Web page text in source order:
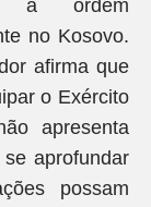
a ordem
no Kosovo.
afirma que
o Exército
apresenta
aprofundar
possam